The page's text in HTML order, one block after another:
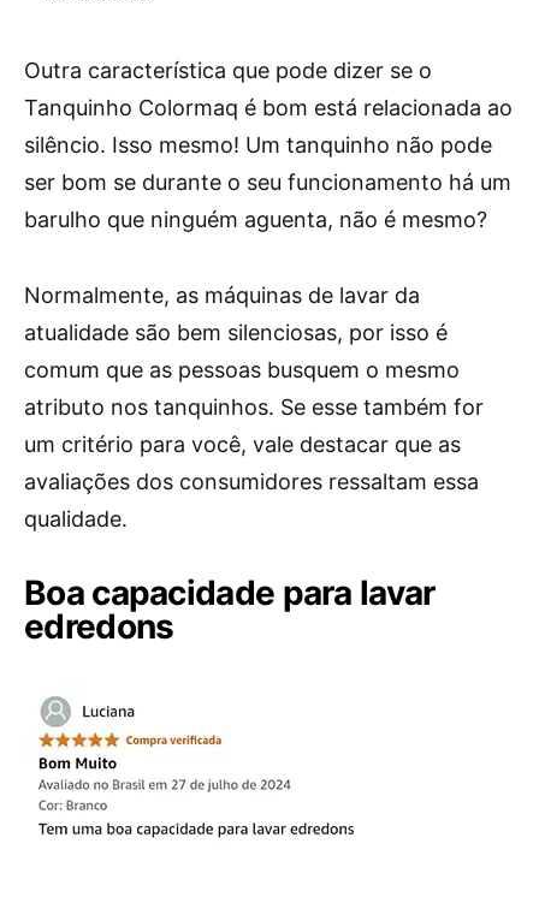
Outra característica que pode dizer se o
Tanquinho Colormaq é bom está relacionada ao
silêncio. Isso mesmo! Um tanquinho não pode
ser bom se durante o seu funcionamento há um
barulho que ninguém aguenta, não é mesmo?
Normalmente, as máquinas de lavar da
atualidade são bem silenciosas, por isso é
comum que as pessoas busquem o mesmo
atributo nos tanquinhos. Se esse também for
um critério para você, vale destacar que as
avaliações dos consumidores ressaltam essa
qualidade.
Boa capacidade para lavar
edredons